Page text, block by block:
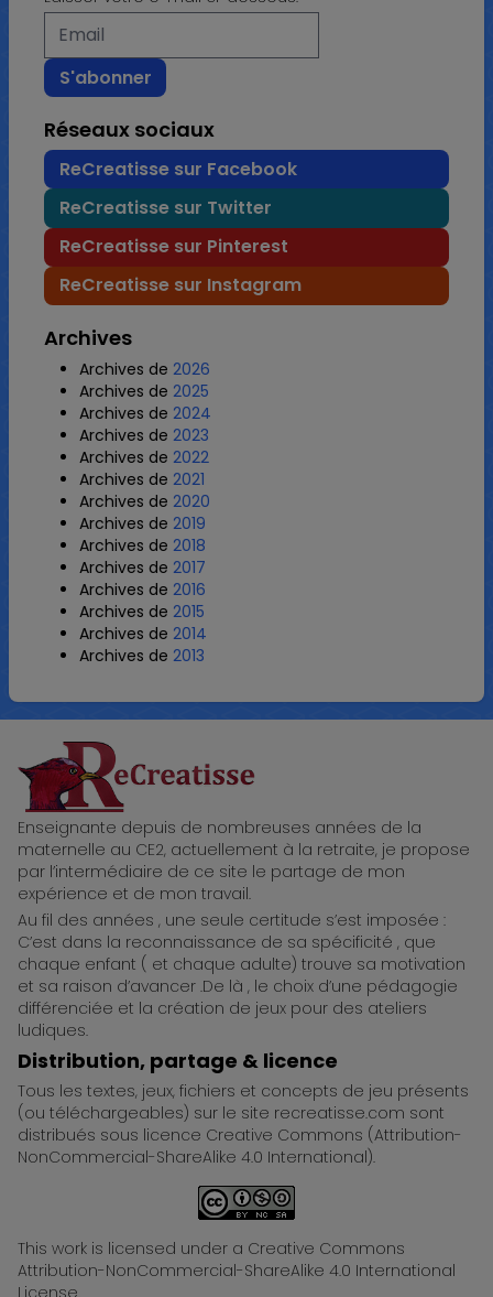
Réseaux sociaux
ReCreatisse sur Facebook
ReCreatisse sur Twitter
ReCreatisse sur Pinterest
ReCreatisse sur Instagram
Archives
Archives de 2026
Archives de 2025
Archives de 2024
Archives de 2023
Archives de 2022
Archives de 2021
Archives de 2020
Archives de 2019
Archives de 2018
Archives de 2017
Archives de 2016
Archives de 2015
Archives de 2014
Archives de 2013
ReCreatisse
Enseignante depuis de nombreuses années de la
maternelle au CE2, actuellement à la retraite, je propose
par l’intermédiaire de ce site le partage de mon
expérience et de mon travail.
Au fil des années , une seule certitude s’est imposée :
C’est dans la reconnaissance de sa spécificité , que
chaque enfant ( et chaque adulte) trouve sa motivation
et sa raison d’avancer .De là , le choix d’une pédagogie
différenciée et la création de jeux pour des ateliers
ludiques.
Distribution, partage & licence
Tous les textes, jeux, fichiers et concepts de jeu présents
(ou téléchargeables) sur le site recreatisse.com sont
distribués sous licence Creative Commons (Attribution-
NonCommercial-ShareAlike 4.0 International).
This work is licensed under a Creative Commons
Attribution-NonCommercial-ShareAlike 4.0 International
License.